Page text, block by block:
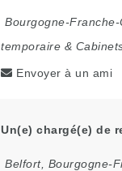
Bourgogne-Franche-
temporaire &
Envoyer à un ami
Un(e) chargé(e) de
Belfort, Bourgogne-